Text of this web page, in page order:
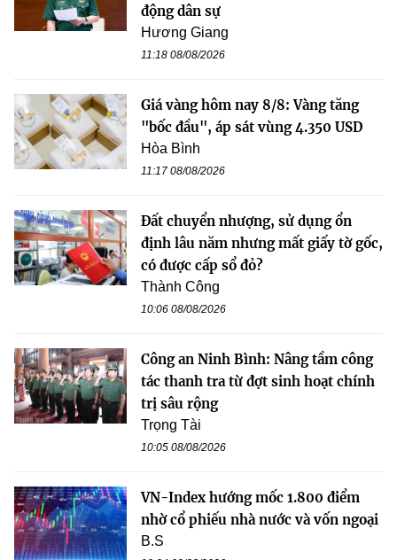
động dân sự
Hương Giang
11:18 08/08/2026
Giá vàng hôm nay 8/8: Vàng tăng
"bốc đầu", áp sát vùng 4.350 USD
Hòa Bình
11:17 08/08/2026
Đất chuyển nhượng, sử dụng ổn
định lâu năm nhưng mất giấy tờ gốc,
có được cấp sổ đỏ?
Thành Công
10:06 08/08/2026
Công an Ninh Bình: Nâng tầm công
tác thanh tra từ đợt sinh hoạt chính
trị sâu rộng
Trọng Tài
10:05 08/08/2026
VN-Index hướng mốc 1.800 điểm
nhờ cổ phiếu nhà nước và vốn ngoại
B.S